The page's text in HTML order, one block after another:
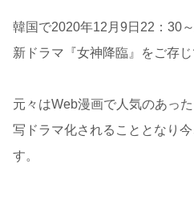
韓国で2020年12月9日22：30
新ドラマ『女神降臨』をご存じ
元々はWeb漫画で人気のあっ
写ドラマ化されることとなり
す。